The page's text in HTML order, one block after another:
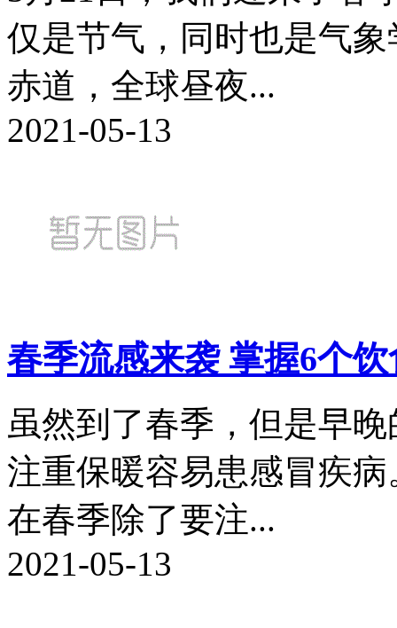
仅是节气，同时也是气
赤道，全球昼夜...
2021-05-13
春季流感来袭 掌握6个
虽然到了春季，但是早
注重保暖容易患感冒疾
在春季除了要注...
2021-05-13